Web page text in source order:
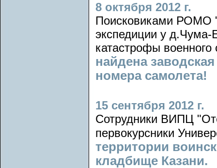
8 октября 2012 г.
Поисковиками РОМО
экспедиции у д.Чума-
катастрофы
найдена
номера самолета!
15 сентября 2012 г.
Сотрудники ВИПЦ
первокурсники
территории
кладбище Казани.